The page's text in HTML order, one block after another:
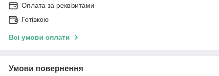
Оплата за реквізитами
Готівкою
Всі умови оплати
Умови повернення